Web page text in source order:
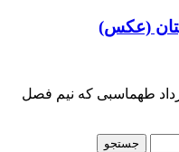
(عکس)
طهماسبی که نیم فصل